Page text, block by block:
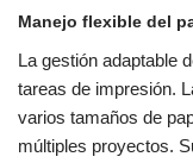
Manejo flexible del
La gestión adaptable
tareas de impresión.
varios tamaños de
múltiples proyectos.